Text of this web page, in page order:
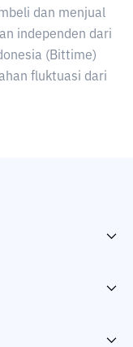
dan menjual
independen dari
(Bittime)
fluktuasi dari